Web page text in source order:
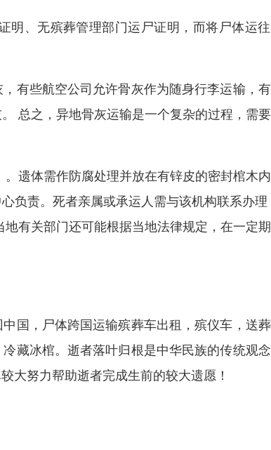
明、无殡葬管理部门运尸证明，而将尸体运
有些航空公司允许骨灰作为随身行李运输，
总之，异地骨灰运输是一个复杂的过程，需
遗体需作防腐处理并放在有锌皮的密封棺木
负责。死者亲属或承运人需与该机构联系办理
有关部门还可能根据当地法律规定，在一定
国，尸体跨国运输殡葬车出租，殡仪车，送
藏冰棺。逝者落叶归根是中华民族的传统观
大努力帮助逝者完成生前的较大遗愿！